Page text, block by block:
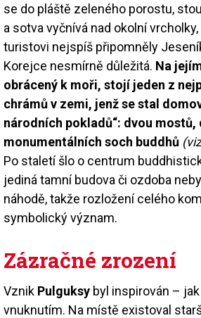
se do pláště zeleného porostu,
a sotva vyčnívá nad okolní
turistovi nejspíš připomněly
Korejce nesmírně důležitá. Na
obrácený k moři, stojí jeden z
chrámů v zemi, jenž se stal
národních pokladů“: dvou mostů,
monumentálních soch buddhů
Po staletí šlo o centrum
jediná tamní budova či ozdoba
náhodě, takže rozložení celého
symbolický význam.
Zázračné zrození
Vznik Pulguksy byl inspirován –
vnuknutím. Na místě existoval